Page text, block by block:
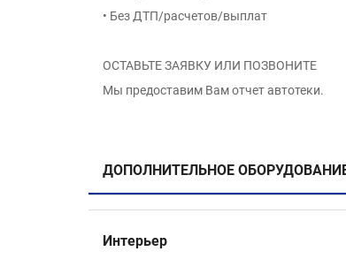
• Без ДТП/расчетов/выплат
ОСТАВЬТЕ ЗАЯВКУ ИЛИ ПОЗВОНИТЕ
Мы предоставим Вам отчет автотеки.
ДОПОЛНИТЕЛЬНОЕ
Интерьер